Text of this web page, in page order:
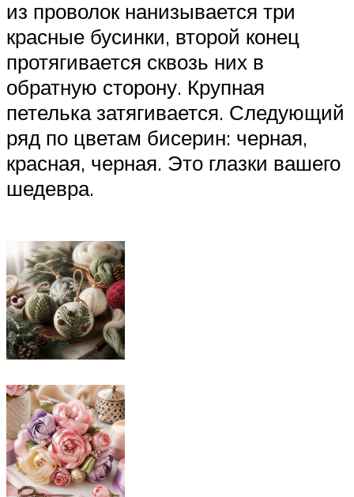
из проволок нанизывается три
красные бусинки, второй конец
протягивается сквозь них в
обратную сторону. Крупная
петелька затягивается. Следующий
ряд по цветам бисерин: черная,
красная, черная. Это глазки вашего
шедевра.